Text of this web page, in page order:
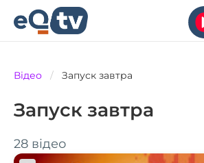
Відео / Запуск завтра
Запуск завтра
28 відео